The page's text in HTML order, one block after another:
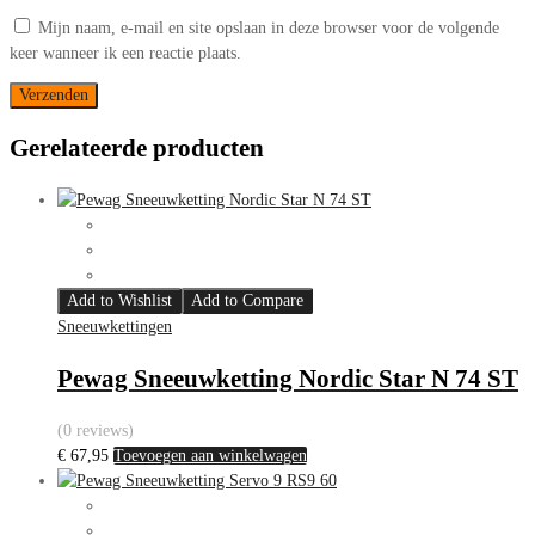
Mijn naam, e-mail en site opslaan in deze browser voor de volgende
keer wanneer ik een reactie plaats.
Gerelateerde producten
Add to Wishlist
Add to Compare
Sneeuwkettingen
Pewag Sneeuwketting Nordic Star N 74 ST
(0 reviews)
€ 67,95 Toevoegen aan winkelwagen